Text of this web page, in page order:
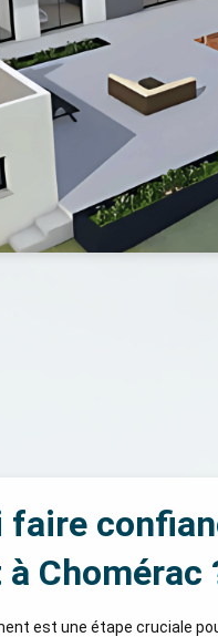
faire
Chomérac
est une étape cruciale